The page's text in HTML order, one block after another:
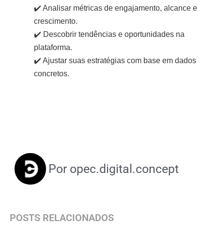
✔️ Analisar métricas de engajamento, alcance e
crescimento.
✔️ Descobrir tendências e oportunidades na
plataforma.
✔️ Ajustar suas estratégias com base em dados
concretos.
Por opec.digital.concept
POSTS RELACIONADOS